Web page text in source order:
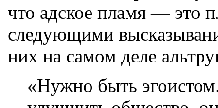
что адское пламя — это
следующими
них на самом деле
«Нужно быть